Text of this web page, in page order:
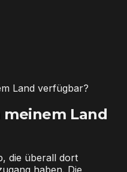
Land verfügbar?
meinem Land
die überall dort
haben. Die